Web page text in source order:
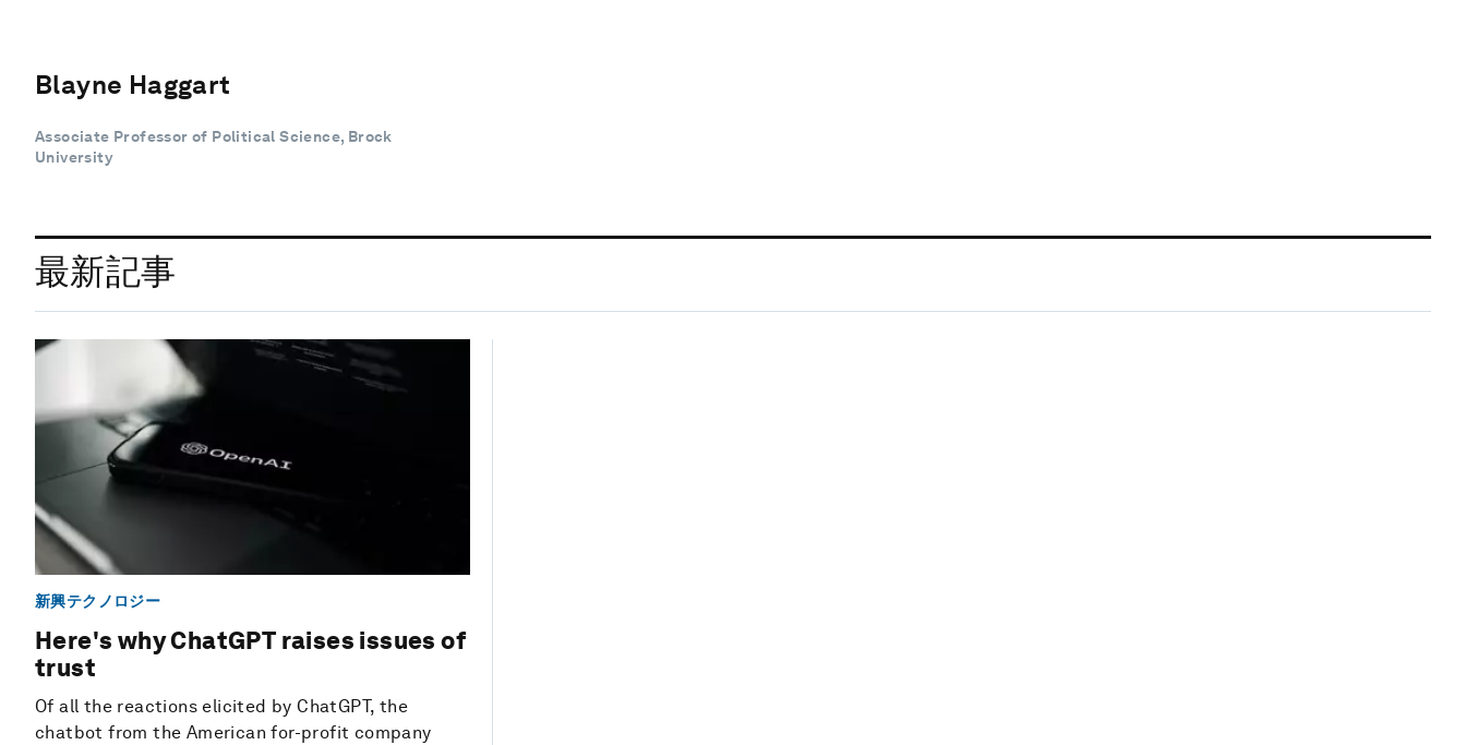
Blayne Haggart
Associate Professor of Political Science, Brock
University
最新記事
新興テクノロジー
Here's why ChatGPT raises issues of
trust
Of all the reactions elicited by ChatGPT, the
chatbot from the American for-profit company